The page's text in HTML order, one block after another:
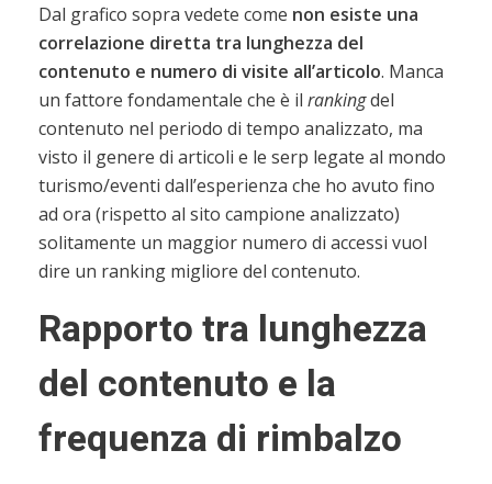
Dal grafico sopra vedete come non esiste una
correlazione diretta tra lunghezza del
contenuto e numero di visite all’articolo. Manca
un fattore fondamentale che è il rankingdel
contenuto nel periodo di tempo analizzato, ma
visto il genere di articoli e le serp legate al mondo
turismo/eventi dall’esperienza che ho avuto fino
ad ora (rispetto al sito campione analizzato)
solitamente un maggior numero di accessi vuol
dire un ranking migliore del contenuto.
Rapporto tra lunghezza
del contenuto e la
frequenza di rimbalzo